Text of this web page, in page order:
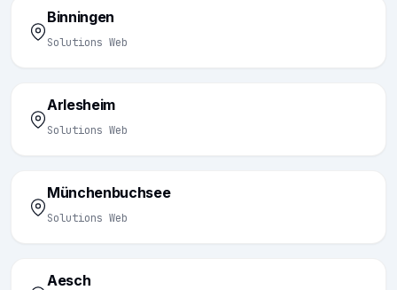
Binningen
Solutions Web
Arlesheim
Solutions Web
Münchenbuchsee
Solutions Web
Aesch